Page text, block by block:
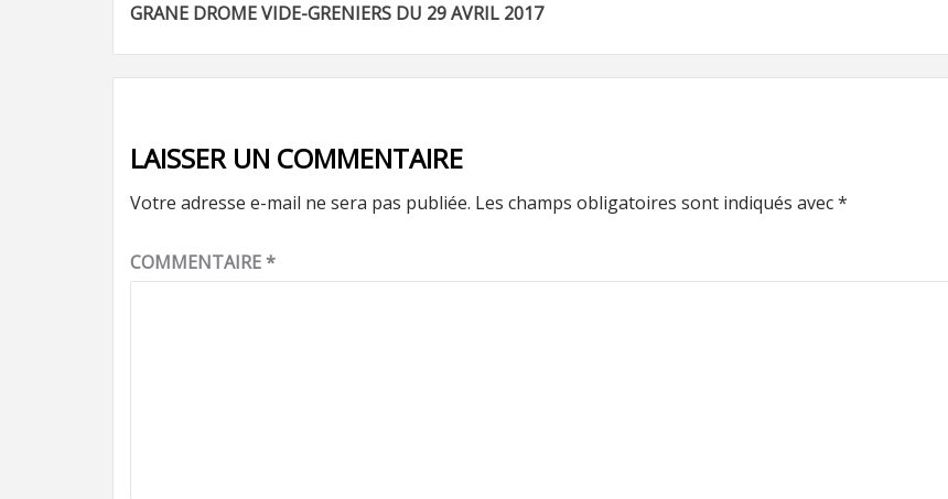
d’article
GRANE DROME VIDE-GRENIERS DU 29 AVRIL 2017
LAISSER UN COMMENTAIRE
Votre adresse e-mail ne sera pas publiée. Les champs obligatoires sont indiqués avec*
COMMENTAIRE*